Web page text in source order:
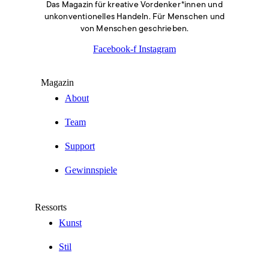
Das Magazin für kreative Vordenker*innen und
unkonventionelles Handeln. Für Menschen und
von Menschen geschrieben.
Facebook-f Instagram
Magazin
About
Team
Support
Gewinnspiele
Ressorts
Kunst
Stil